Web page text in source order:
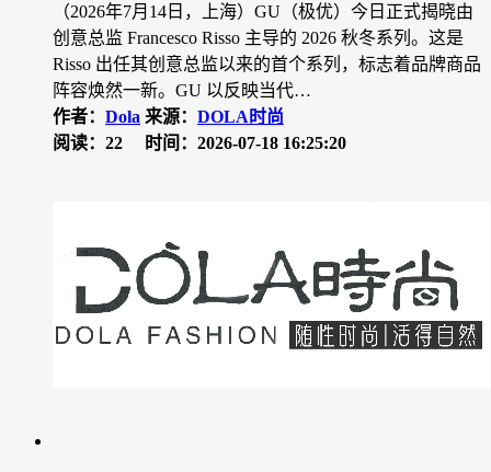
（2026年7月14日，上海）GU（极优）今日正式揭晓由
创意总监 Francesco Risso 主导的 2026 秋冬系列。这是
Risso 出任其创意总监以来的首个系列，标志着品牌商品
阵容焕然一新。GU 以反映当代…
作者： Dola 来源： DOLA时尚
阅读：22
时间：2026-07-18 16:25:20